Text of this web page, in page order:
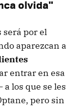
olvida"
será por el
aparezcan a
entrar en esa
a los que se les
pero sin